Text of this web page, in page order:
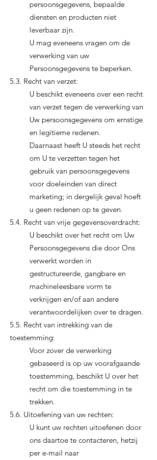
persoonsgegevens, bepaalde
diensten en producten niet
leverbaar zijn.
U mag eveneens vragen om de
verwerking van uw
Persoonsgegevens te beperken.
5.3. Recht van verzet:
U beschikt eveneens over een recht
van verzet tegen de verwerking van
Uw persoonsgegevens om ernstige
en legitieme redenen.
Daarnaast heeft U steeds het recht
om U te verzetten tegen het
gebruik van persoonsgegevens
voor doeleinden van direct
marketing; in dergelijk geval hoeft
u geen redenen op te geven.
5.4. Recht van vrije gegevensoverdracht:
U beschikt over het recht om Uw
Persoonsgegevens die door Ons
verwerkt worden in
gestructureerde, gangbare en
machineleesbare vorm te
verkrijgen en/of aan andere
verantwoordelijken over te dragen.
5.5. Recht van intrekking van de
toestemming:
Voor zover de verwerking
gebaseerd is op uw voorafgaande
toestemming, beschikt U over het
recht om die toestemming in te
trekken.
5.6. Uitoefening van uw rechten:
U kunt uw rechten uitoefenen door
ons daartoe te contacteren, hetzij
per e-mail naar